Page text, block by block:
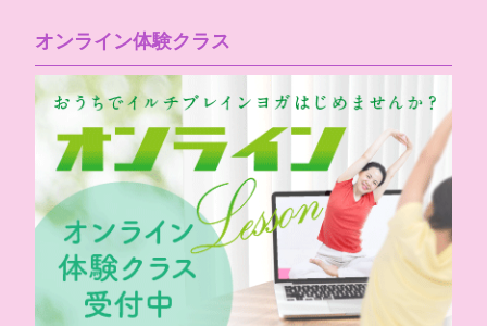
オンライン体験クラス